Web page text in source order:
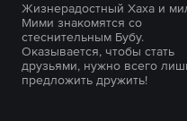
Жизнерадостный Хаха и
Мими знакомятся со
стеснительным Бубу.
Оказывается, чтобы стать
друзьями, нужно всего
предложить дружить!